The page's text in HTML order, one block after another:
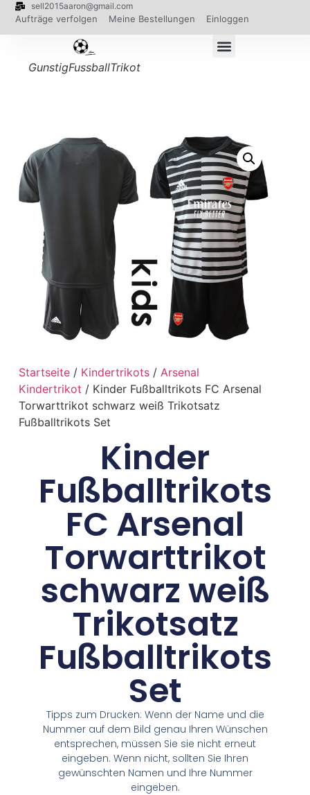
sell2015aaron@gmail.com
Aufträge verfolgen Meine Bestellungen Einloggen
GunstigFussballTrikot
Startseite/ Kindertrikots/ Arsenal
Kindertrikot / Kinder Fußballtrikots FC Arsenal
Torwarttrikot schwarz weiß Trikotsatz
Fußballtrikots Set
Kinder
Fußballtrikots
FC Arsenal
Torwarttrikot
schwarz weiß
Trikotsatz
Fußballtrikots
Set
Tipps zum Drucken: Wenn der Name und die
Nummer auf dem Bild genau Ihren Wünschen
entsprechen, müssen Sie sie nicht erneut
eingeben. Wenn nicht, sollten Sie Ihren
gewünschten Namen und Ihre Nummer
eingeben.